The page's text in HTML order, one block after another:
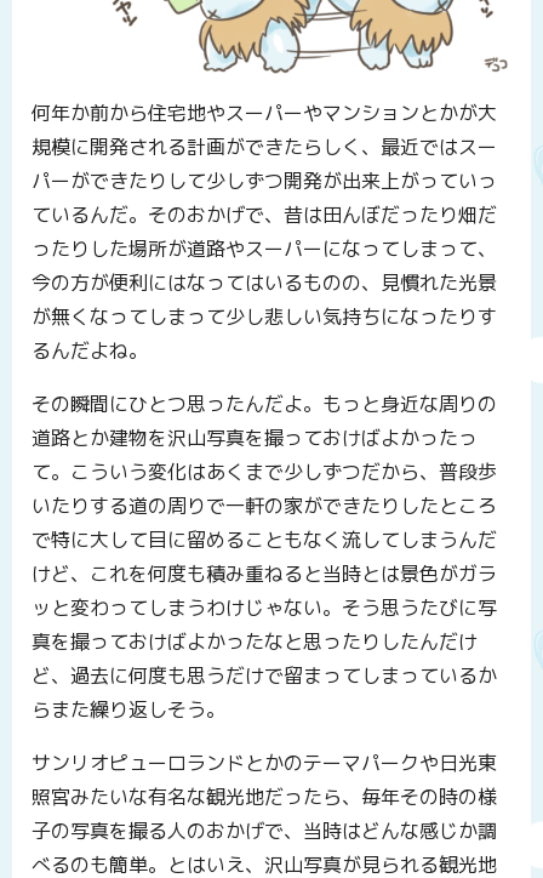
何年か前から住宅地やスーパーやマンションとかが大
規模に開発される計画ができたらしく、最近ではスー
パーができたりして少しずつ開発が出来上がっていっ
ているんだ。そのおかげで、昔は田んぼだったり畑だ
ったりした場所が道路やスーパーになってしまって、
今の方が便利にはなってはいるものの、見慣れた光景
が無くなってしまって少し悲しい気持ちになったりす
るんだよね。
その瞬間にひとつ思ったんだよ。もっと身近な周りの
道路とか建物を沢山写真を撮っておけばよかったっ
て。こういう変化はあくまで少しずつだから、普段歩
いたりする道の周りで一軒の家ができたりしたところ
で特に大して目に留めることもなく流してしまうんだ
けど、これを何度も積み重ねると当時とは景色がガラ
ッと変わってしまうわけじゃない。そう思うたびに写
真を撮っておけばよかったなと思ったりしたんだけ
ど、過去に何度も思うだけで留まってしまっているか
らまた繰り返しそう。
サンリオピューロランドとかのテーマパークや日光東
照宮みたいな有名な観光地だったら、毎年その時の様
子の写真を撮る人のおかげで、当時はどんな感じか調
べるのも簡単。とはいえ、沢山写真が見られる観光地